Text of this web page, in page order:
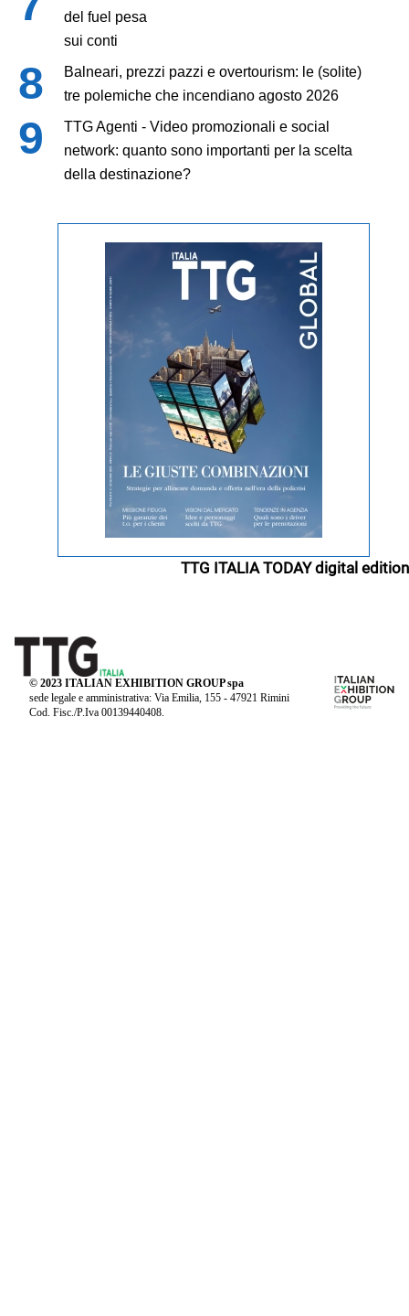
del fuel pesa
sui conti
Balneari, prezzi pazzi e overtourism: le (solite)
tre polemiche che incendiano agosto 2026
TTG Agenti - Video promozionali e social
network: quanto sono importanti per la scelta
della destinazione?
TTG ITALIA TODAY digital edition
© 2023 ITALIAN EXHIBITION GROUP spa
sede legale e amministrativa: Via Emilia, 155 - 47921 Rimini
Cod. Fisc./P.Iva 00139440408.